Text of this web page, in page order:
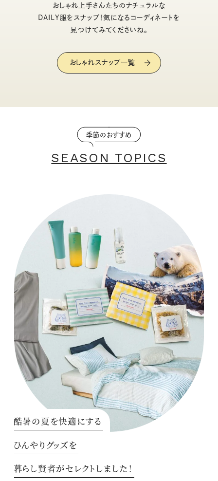
おしゃれ上手さんたちのナチュラルな
DAILY服をスナップ！気になるコーディネートを
見つけてみてくださいね。
おしゃれスナップ一覧
季節のおすすめ
SEASON TOPICS
酷暑の夏を快適にする
ひんやりグッズを
暮らし賢者がセレクトしました！